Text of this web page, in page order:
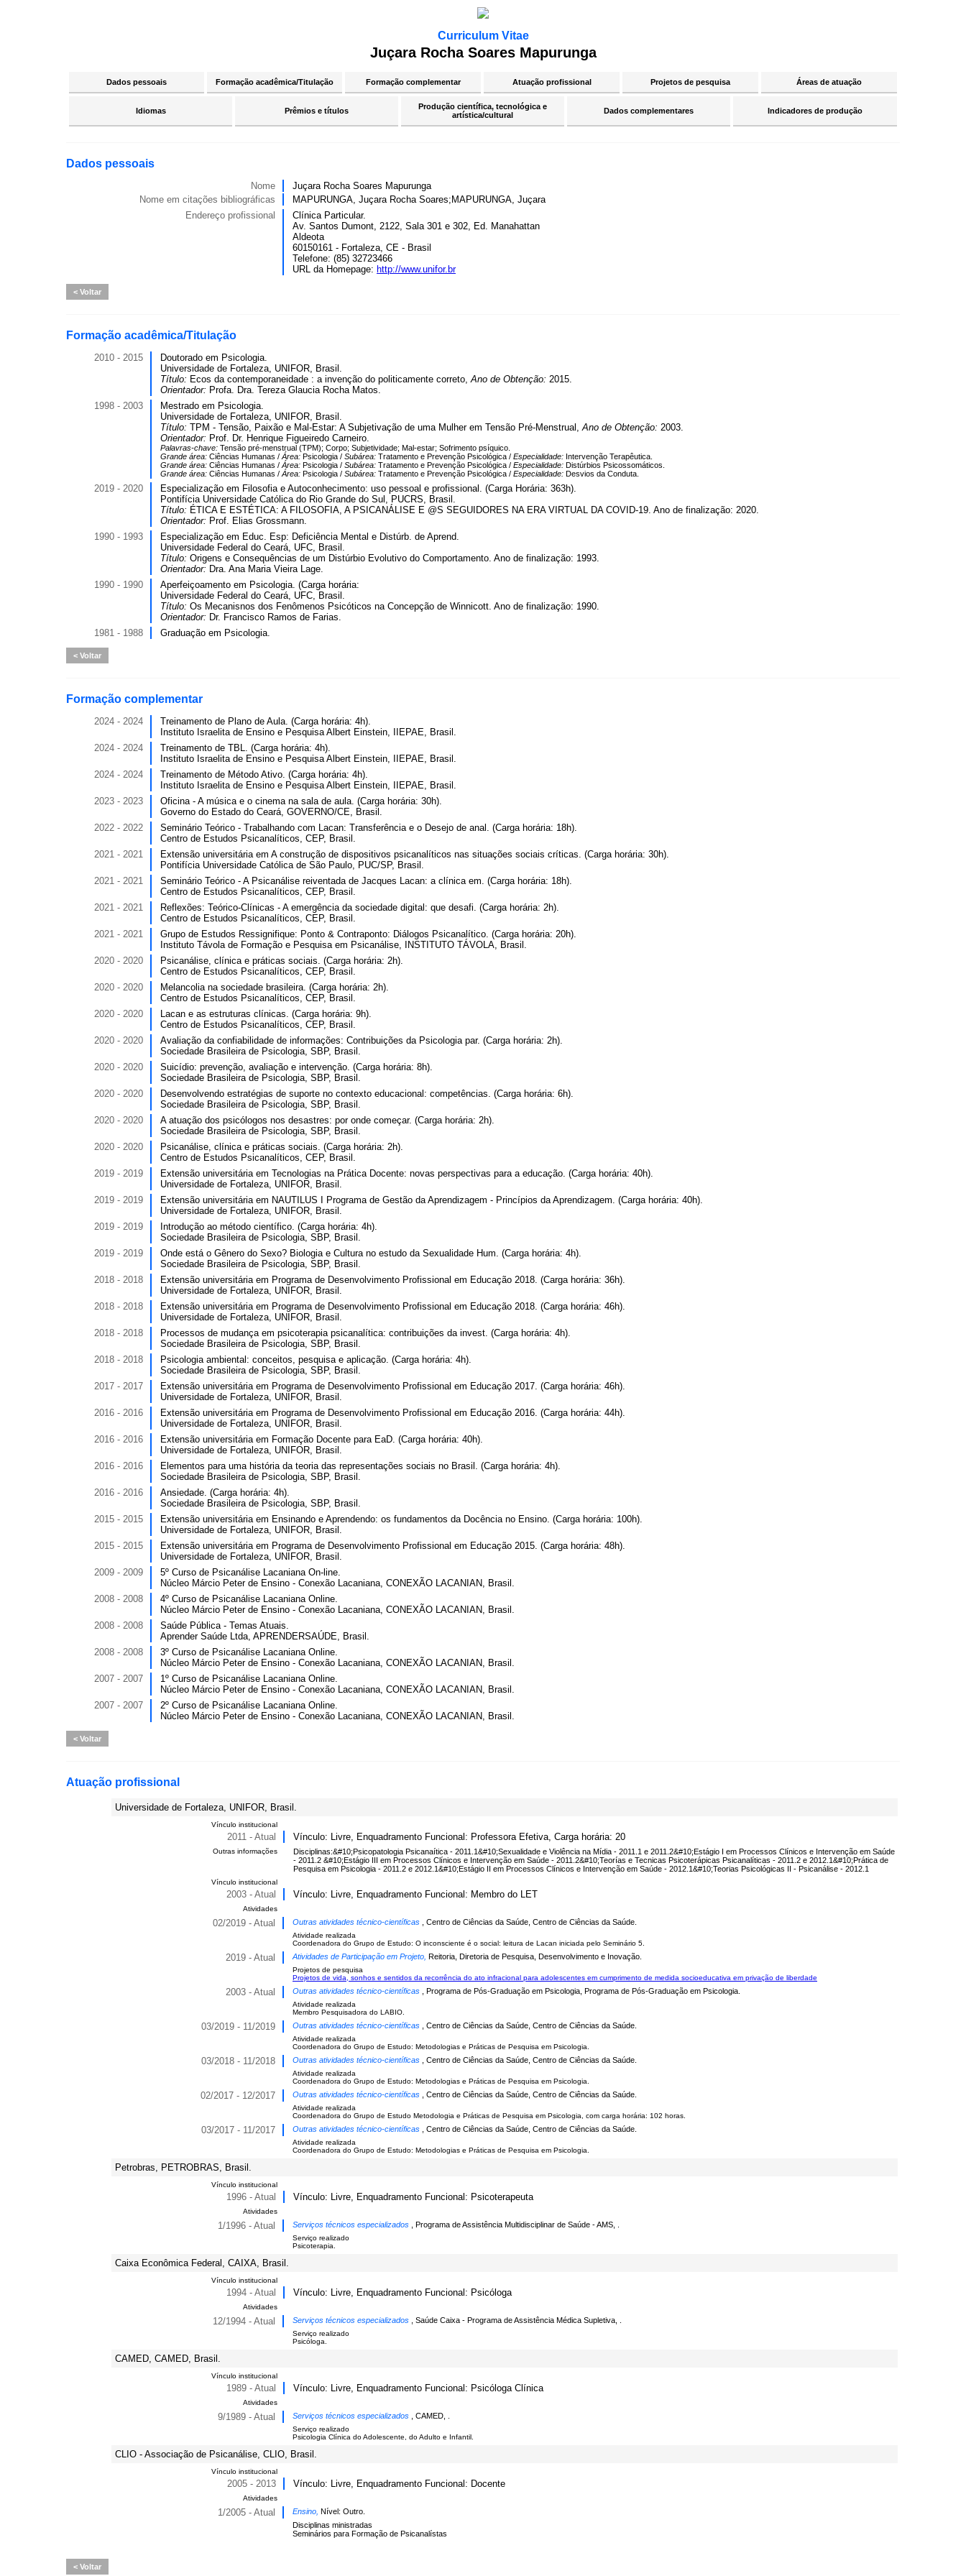
Curriculum Vitae
Juçara Rocha Soares Mapurunga
Dados pessoais Formação acadêmica/Titulação Formação complementar Atuação profissional Projetos de pesquisa Áreas de atuação
Idiomas Prêmios e títulos
Produção científica, tecnológica e
artística/cultural
Dados complementares Indicadores de produção
Dados pessoais
Nome
Juçara Rocha Soares Mapurunga
Nome em citações bibliográficas
MAPURUNGA, Juçara Rocha Soares;MAPURUNGA, Juçara
Endereço profissional
Clínica Particular.
Av. Santos Dumont, 2122, Sala 301 e 302, Ed. Manahattan
Aldeota
60150161 - Fortaleza, CE - Brasil
Telefone: (85) 32723466
URL da Homepage: http://www.unifor.br
Voltar
Formação acadêmica/Titulação
2010 - 2015
Doutorado em Psicologia.
Universidade de Fortaleza, UNIFOR, Brasil.
Título: Ecos da contemporaneidade : a invenção do politicamente correto,Ano de Obtenção: 2015.
Orientador: Profa. Dra. Tereza Glaucia Rocha Matos.
1998 - 2003
Mestrado em Psicologia.
Universidade de Fortaleza, UNIFOR, Brasil.
Título: TPM - Tensão, Paixão e Mal-Estar: A Subjetivação de uma Mulher em Tensão Pré-Menstrual,Ano de Obtenção: 2003.
Orientador: Prof. Dr. Henrique Figueiredo Carneiro.
Palavras-chave: Tensão pré-menstrual (TPM); Corpo; Subjetividade; Mal-estar; Sofrimento psíquico.
Grande área: Ciências Humanas / Área: Psicologia / Subárea: Tratamento e Prevenção Psicológica / Especialidade: Intervenção Terapêutica.
Grande área: Ciências Humanas / Área: Psicologia / Subárea: Tratamento e Prevenção Psicológica / Especialidade: Distúrbios Psicossomáticos.
Grande área: Ciências Humanas / Área: Psicologia / Subárea: Tratamento e Prevenção Psicológica / Especialidade: Desvios da Conduta.
2019 - 2020
Especialização em Filosofia e Autoconhecimento: uso pessoal e profissional. (Carga Horária: 363h).
Pontifícia Universidade Católica do Rio Grande do Sul, PUCRS, Brasil.
Título: ÉTICA E ESTÉTICA: A FILOSOFIA, A PSICANÁLISE E @S SEGUIDORES NA ERA VIRTUAL DA COVID-19. Ano de finalização: 2020.
Orientador: Prof. Elias Grossmann.
1990 - 1993
Especialização em Educ. Esp: Deficiência Mental e Distúrb. de Aprend.
Universidade Federal do Ceará, UFC, Brasil.
Título: Origens e Consequências de um Distúrbio Evolutivo do Comportamento. Ano de finalização: 1993.
Orientador: Dra. Ana Maria Vieira Lage.
1990 - 1990
Aperfeiçoamento em Psicologia. (Carga horária:
Universidade Federal do Ceará, UFC, Brasil.
Título: Os Mecanisnos dos Fenômenos Psicóticos na Concepção de Winnicott. Ano de finalização: 1990.
Orientador: Dr. Francisco Ramos de Farias.
1981 - 1988
Graduação em Psicologia.
Voltar
Formação complementar
2024 - 2024
Treinamento de Plano de Aula. (Carga horária: 4h).
Instituto Israelita de Ensino e Pesquisa Albert Einstein, IIEPAE, Brasil.
2024 - 2024
Treinamento de TBL. (Carga horária: 4h).
Instituto Israelita de Ensino e Pesquisa Albert Einstein, IIEPAE, Brasil.
2024 - 2024
Treinamento de Método Ativo. (Carga horária: 4h).
Instituto Israelita de Ensino e Pesquisa Albert Einstein, IIEPAE, Brasil.
2023 - 2023
Oficina - A música e o cinema na sala de aula. (Carga horária: 30h).
Governo do Estado do Ceará, GOVERNO/CE, Brasil.
2022 - 2022
Seminário Teórico - Trabalhando com Lacan: Transferência e o Desejo de anal. (Carga horária: 18h).
Centro de Estudos Psicanalíticos, CEP, Brasil.
2021 - 2021
Extensão universitária em A construção de dispositivos psicanalíticos nas situações sociais críticas. (Carga horária: 30h).
Pontifícia Universidade Católica de São Paulo, PUC/SP, Brasil.
2021 - 2021
Seminário Teórico - A Psicanálise reiventada de Jacques Lacan: a clínica em. (Carga horária: 18h).
Centro de Estudos Psicanalíticos, CEP, Brasil.
2021 - 2021
Reflexões: Teórico-Clínicas - A emergência da sociedade digital: que desafi. (Carga horária: 2h).
Centro de Estudos Psicanalíticos, CEP, Brasil.
2021 - 2021
Grupo de Estudos Ressignifique: Ponto & Contraponto: Diálogos Psicanalítico. (Carga horária: 20h).
Instituto Távola de Formação e Pesquisa em Psicanálise, INSTITUTO TÁVOLA, Brasil.
2020 - 2020
Psicanálise, clínica e práticas sociais. (Carga horária: 2h).
Centro de Estudos Psicanalíticos, CEP, Brasil.
2020 - 2020
Melancolia na sociedade brasileira. (Carga horária: 2h).
Centro de Estudos Psicanalíticos, CEP, Brasil.
2020 - 2020
Lacan e as estruturas clínicas. (Carga horária: 9h).
Centro de Estudos Psicanalíticos, CEP, Brasil.
2020 - 2020
Avaliação da confiabilidade de informações: Contribuições da Psicologia par. (Carga horária: 2h).
Sociedade Brasileira de Psicologia, SBP, Brasil.
2020 - 2020
Suicídio: prevenção, avaliação e intervenção. (Carga horária: 8h).
Sociedade Brasileira de Psicologia, SBP, Brasil.
2020 - 2020
Desenvolvendo estratégias de suporte no contexto educacional: competências. (Carga horária: 6h).
Sociedade Brasileira de Psicologia, SBP, Brasil.
2020 - 2020
A atuação dos psicólogos nos desastres: por onde começar. (Carga horária: 2h).
Sociedade Brasileira de Psicologia, SBP, Brasil.
2020 - 2020
Psicanálise, clínica e práticas sociais. (Carga horária: 2h).
Centro de Estudos Psicanalíticos, CEP, Brasil.
2019 - 2019
Extensão universitária em Tecnologias na Prática Docente: novas perspectivas para a educação. (Carga horária: 40h).
Universidade de Fortaleza, UNIFOR, Brasil.
2019 - 2019
Extensão universitária em NAUTILUS I Programa de Gestão da Aprendizagem - Princípios da Aprendizagem. (Carga horária: 40h).
Universidade de Fortaleza, UNIFOR, Brasil.
2019 - 2019
Introdução ao método científico. (Carga horária: 4h).
Sociedade Brasileira de Psicologia, SBP, Brasil.
2019 - 2019
Onde está o Gênero do Sexo? Biologia e Cultura no estudo da Sexualidade Hum. (Carga horária: 4h).
Sociedade Brasileira de Psicologia, SBP, Brasil.
2018 - 2018
Extensão universitária em Programa de Desenvolvimento Profissional em Educação 2018. (Carga horária: 36h).
Universidade de Fortaleza, UNIFOR, Brasil.
2018 - 2018
Extensão universitária em Programa de Desenvolvimento Profissional em Educação 2018. (Carga horária: 46h).
Universidade de Fortaleza, UNIFOR, Brasil.
2018 - 2018
Processos de mudança em psicoterapia psicanalítica: contribuições da invest. (Carga horária: 4h).
Sociedade Brasileira de Psicologia, SBP, Brasil.
2018 - 2018
Psicologia ambiental: conceitos, pesquisa e aplicação. (Carga horária: 4h).
Sociedade Brasileira de Psicologia, SBP, Brasil.
2017 - 2017
Extensão universitária em Programa de Desenvolvimento Profissional em Educação 2017. (Carga horária: 46h).
Universidade de Fortaleza, UNIFOR, Brasil.
2016 - 2016
Extensão universitária em Programa de Desenvolvimento Profissional em Educação 2016. (Carga horária: 44h).
Universidade de Fortaleza, UNIFOR, Brasil.
2016 - 2016
Extensão universitária em Formação Docente para EaD. (Carga horária: 40h).
Universidade de Fortaleza, UNIFOR, Brasil.
2016 - 2016
Elementos para uma história da teoria das representações sociais no Brasil. (Carga horária: 4h).
Sociedade Brasileira de Psicologia, SBP, Brasil.
2016 - 2016
Ansiedade. (Carga horária: 4h).
Sociedade Brasileira de Psicologia, SBP, Brasil.
2015 - 2015
Extensão universitária em Ensinando e Aprendendo: os fundamentos da Docência no Ensino. (Carga horária: 100h).
Universidade de Fortaleza, UNIFOR, Brasil.
2015 - 2015
Extensão universitária em Programa de Desenvolvimento Profissional em Educação 2015. (Carga horária: 48h).
Universidade de Fortaleza, UNIFOR, Brasil.
2009 - 2009
5º Curso de Psicanálise Lacaniana On-line.
Núcleo Márcio Peter de Ensino - Conexão Lacaniana, CONEXÃO LACANIAN, Brasil.
2008 - 2008
4º Curso de Psicanálise Lacaniana Online.
Núcleo Márcio Peter de Ensino - Conexão Lacaniana, CONEXÃO LACANIAN, Brasil.
2008 - 2008
Saúde Pública - Temas Atuais.
Aprender Saúde Ltda, APRENDERSAÚDE, Brasil.
2008 - 2008
3º Curso de Psicanálise Lacaniana Online.
Núcleo Márcio Peter de Ensino - Conexão Lacaniana, CONEXÃO LACANIAN, Brasil.
2007 - 2007
1º Curso de Psicanálise Lacaniana Online.
Núcleo Márcio Peter de Ensino - Conexão Lacaniana, CONEXÃO LACANIAN, Brasil.
2007 - 2007
2º Curso de Psicanálise Lacaniana Online.
Núcleo Márcio Peter de Ensino - Conexão Lacaniana, CONEXÃO LACANIAN, Brasil.
Voltar
Atuação profissional
Universidade de Fortaleza, UNIFOR, Brasil.
Vínculo institucional
2011 - Atual Vínculo: Livre, Enquadramento Funcional: Professora Efetiva, Carga horária: 20
Outras informações
Disciplinas:&#10;Psicopatologia Psicanaítica - 2011.1&#10;Sexualidade e Violência na Mídia - 2011.1 e 2011.2&#10;Estágio I em Processos Clínicos e Intervenção em Saúde
- 2011.2 &#10;Estágio III em Processos Clínicos e Intervenção em Saúde - 2011.2&#10;Teorías e Tecnicas Psicoterápicas Psicanalíticas - 2011.2 e 2012.1&#10;Prática de
Pesquisa em Psicologia - 2011.2 e 2012.1&#10;Estágio II em Processos Clínicos e Intervenção em Saúde - 2012.1&#10;Teorias Psicológicas II - Psicanálise - 2012.1
Vínculo institucional
2003 - Atual Vínculo: Livre, Enquadramento Funcional: Membro do LET
Atividades
02/2019 - Atual Outras atividades técnico-científicas , Centro de Ciências da Saúde, Centro de Ciências da Saúde.
Atividade realizada
Coordenadora do Grupo de Estudo: O inconsciente é o social: leitura de Lacan iniciada pelo Seminário 5.
2019 - Atual Atividades de Participação em Projeto, Reitoria, Diretoria de Pesquisa, Desenvolvimento e Inovação.
Projetos de pesquisa
Projetos de vida, sonhos e sentidos da recorrência do ato infracional para adolescentes em cumprimento de medida socioeducativa em privação de liberdade
2003 - Atual Outras atividades técnico-científicas , Programa de Pós-Graduação em Psicologia, Programa de Pós-Graduação em Psicologia.
Atividade realizada
Membro Pesquisadora do LABIO.
03/2019 - 11/2019 Outras atividades técnico-científicas , Centro de Ciências da Saúde, Centro de Ciências da Saúde.
Atividade realizada
Coordenadora do Grupo de Estudo: Metodologias e Práticas de Pesquisa em Psicologia.
03/2018 - 11/2018 Outras atividades técnico-científicas , Centro de Ciências da Saúde, Centro de Ciências da Saúde.
Atividade realizada
Coordenadora do Grupo de Estudo: Metodologias e Práticas de Pesquisa em Psicologia.
02/2017 - 12/2017 Outras atividades técnico-científicas , Centro de Ciências da Saúde, Centro de Ciências da Saúde.
Atividade realizada
Coordenadora do Grupo de Estudo Metodologia e Práticas de Pesquisa em Psicologia, com carga horária: 102 horas.
03/2017 - 11/2017 Outras atividades técnico-científicas , Centro de Ciências da Saúde, Centro de Ciências da Saúde.
Atividade realizada
Coordenadora do Grupo de Estudo: Metodologias e Práticas de Pesquisa em Psicologia.
Petrobras, PETROBRAS, Brasil.
Vínculo institucional
1996 - Atual Vínculo: Livre, Enquadramento Funcional: Psicoterapeuta
Atividades
1/1996 - Atual Serviços técnicos especializados , Programa de Assistência Multidisciplinar de Saúde - AMS, .
Serviço realizado
Psicoterapia.
Caixa Econômica Federal, CAIXA, Brasil.
Vínculo institucional
1994 - Atual Vínculo: Livre, Enquadramento Funcional: Psicóloga
Atividades
12/1994 - Atual Serviços técnicos especializados , Saúde Caixa - Programa de Assistência Médica Supletiva, .
Serviço realizado
Psicóloga.
CAMED, CAMED, Brasil.
Vínculo institucional
1989 - Atual Vínculo: Livre, Enquadramento Funcional: Psicóloga Clínica
Atividades
9/1989 - Atual Serviços técnicos especializados , CAMED, .
Serviço realizado
Psicologia Clínica do Adolescente, do Adulto e Infantil.
CLIO - Associação de Psicanálise, CLIO, Brasil.
Vínculo institucional
2005 - 2013 Vínculo: Livre, Enquadramento Funcional: Docente
Atividades
1/2005 - Atual Ensino, Nível: Outro.
Disciplinas ministradas
Seminários para Formação de Psicanalístas
Voltar